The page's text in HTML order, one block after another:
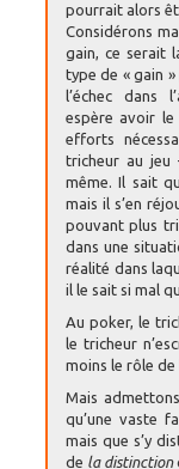
pourrait alors
Considérons
gain, ce serait
type de « gain
l’échec dans
espère avoir
efforts
tricheur au jeu
même. Il sait
mais il s’en
pouvant plus
dans une
réalité dans
il le sait si mal
Au poker, le
le tricheur
moins le rôle de
Mais
qu’une vaste
mais que s’y
de la distinction